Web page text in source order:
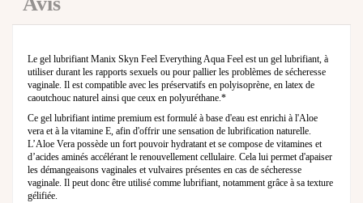
Le gel lubrifiant Manix Skyn Feel Everything Aqua Feel est un gel lubrifiant, à
utiliser durant les rapports sexuels ou pour pallier les problèmes de sécheresse
vaginale. Il est compatible avec les préservatifs en polyisoprène, en latex de
caoutchouc naturel ainsi que ceux en polyuréthane.*
Ce gel lubrifiant intime premium est formulé à base d'eau est enrichi à l'Aloe
vera et à la vitamine E, afin d'offrir une sensation de lubrification naturelle.
L’Aloe Vera possède un fort pouvoir hydratant et se compose de vitamines et
d’acides aminés accélérant le renouvellement cellulaire. Cela lui permet d'apaiser
les démangeaisons vaginales et vulvaires présentes en cas de sécheresse
vaginale. Il peut donc être utilisé comme lubrifiant, notamment grâce à sa texture
gélifiée.